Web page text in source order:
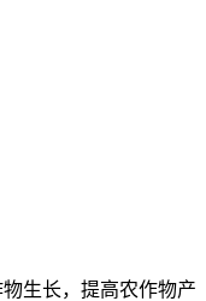
生长，提高农作物产